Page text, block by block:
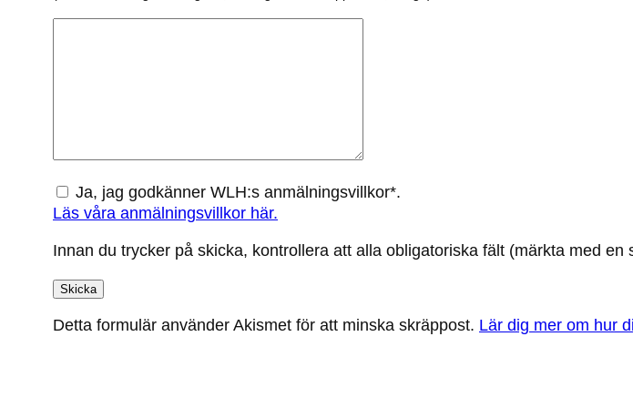
Ja, jag godkänner WLH:s anmälningsvillkor*.
Läs våra anmälningsvillkor här.
Innan du trycker på skicka, kontrollera att alla obligatoriska fält (märkta med en
Detta formulär använder Akismet för att minska skräppost. Lär dig mer om hur